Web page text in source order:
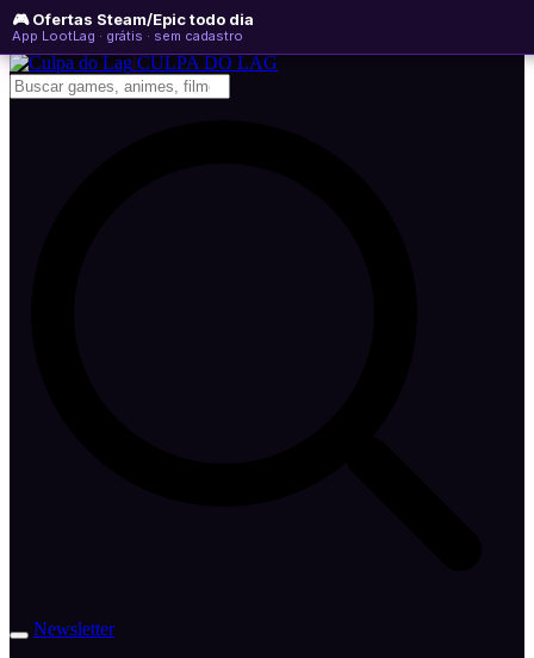
🎮 Ofertas Steam/Epic todo dia
App LootLag · grátis · sem cadastro
segunda-feira, 10 de agosto de 2026
Newsletter
CULPA DO LAG
Newsletter